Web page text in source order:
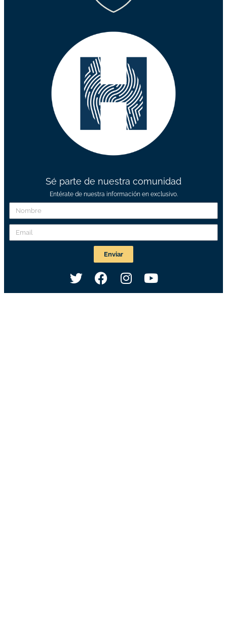
Sé parte de nuestra comunidad
Entérate de nuestra información en exclusivo.
Enviar